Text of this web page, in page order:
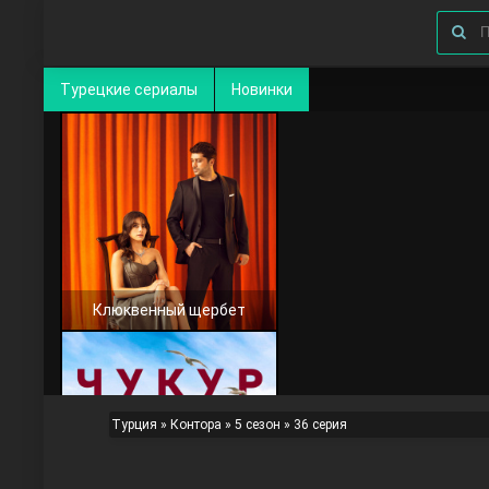
Турецкие сериалы Новинки
Клюквенный щербет
Турция » Контора » 5 сезон » 36 серия